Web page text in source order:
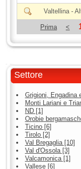
Valtellina -
Prima <
Settore
Grigioni, Engadina
Monti Lariani e
ND [1]
Orobie
Ticino [6]
Tirolo [2]
Val Bregaglia [10]
Val d'Ossola [3]
Valcamonica [1]
Vallese [6]